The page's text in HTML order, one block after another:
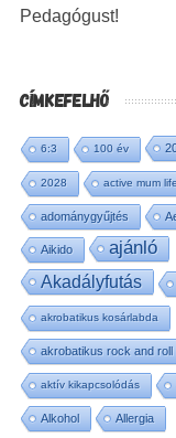
Pedagógust!
CÍMKEFELHŐ
6:3 100 év
2028 active mum life
adománygyűjtés
Aikido ajánló
Akadályfutás
akrobatikus kosárlabda
akrobatikus rock and roll
aktív kikapcsolódás
Alkohol Allergia